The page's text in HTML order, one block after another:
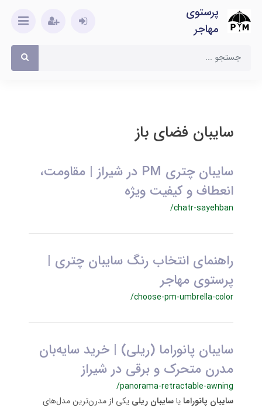
پرستوی
مهاجر
سایبان فضای باز
سایبان چتری PM در شیراز | مقاومت،
انعطاف و کیفیت ویژه
/chatr-sayehban
راهنمای انتخاب رنگ سایبان چتری |
پرستوی مهاجر
/choose-pm-umbrella-color
سایبان پانوراما (ریلی) | خرید سایه‌بان
مدرن متحرک و برقی در شیراز
/panorama-retractable-awning
سایبان پانوراما یاسایبان ریلی یکی از مدرن‌ترین مدل‌های